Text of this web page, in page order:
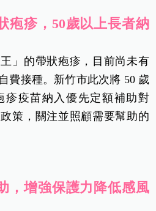
疱疹，50歲以上長者納
」的帶狀疱疹，目前尚未有
費接種。新竹市此次將 50 歲
疹疫苗納入優先定額補助對
策，關注並照顧需要幫助的
，增強保護力降低感風